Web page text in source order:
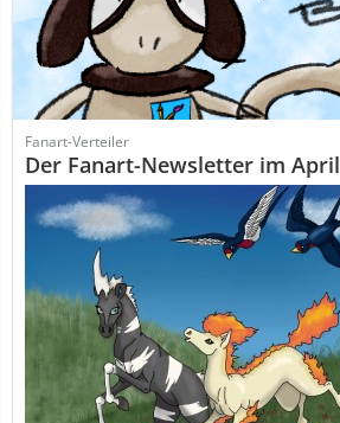
Fanart-Verteiler
Der Fanart-Newsletter im April